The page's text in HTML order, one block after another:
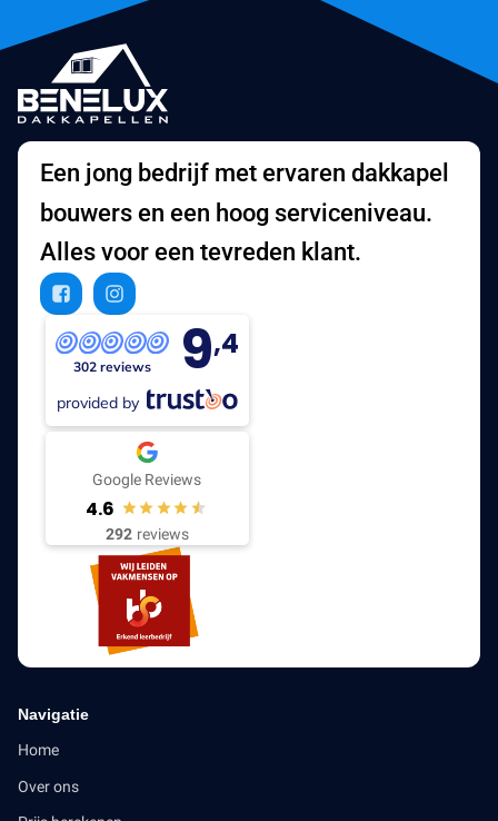
Een jong bedrijf met ervaren dakkapel
bouwers en een hoog serviceniveau.
Alles voor een tevreden klant.
302 reviews 9,4
provided by
Google Reviews
4.6
292 reviews
Navigatie
Home
Over ons